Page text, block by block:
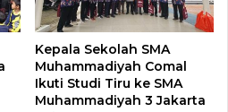
Kepala Sekolah SMA
Muhammadiyah Comal
Ikuti Studi Tiru ke SMA
Muhammadiyah 3 Jakarta